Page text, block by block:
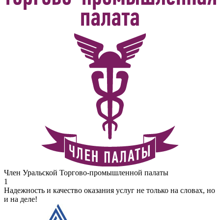
Член Уральской Торгово-промышленной палаты
1
Надежность и качество оказания услуг не только на словах, но
и на деле!